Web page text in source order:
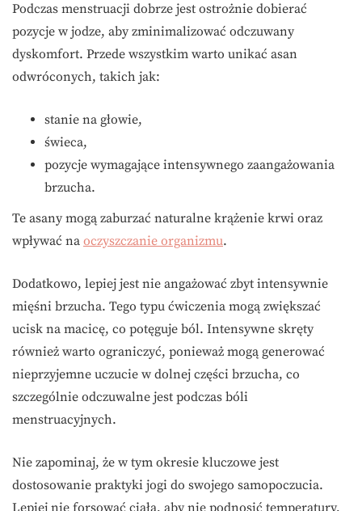
Podczas menstruacji dobrze jest ostrożnie dobierać
pozycje w jodze, aby zminimalizować odczuwany
dyskomfort. Przede wszystkim warto unikać asan
odwróconych, takich jak:
stanie na głowie,
świeca,
pozycje wymagające intensywnego zaangażowania
brzucha.
Te asany mogą zaburzać naturalne krążenie krwi oraz
wpływać na oczyszczanie organizmu.
Dodatkowo, lepiej jest nie angażować zbyt intensywnie
mięśni brzucha. Tego typu ćwiczenia mogą zwiększać
ucisk na macicę, co potęguje ból. Intensywne skręty
również warto ograniczyć, ponieważ mogą generować
nieprzyjemne uczucie w dolnej części brzucha, co
szczególnie odczuwalne jest podczas bóli
menstruacyjnych.
Nie zapominaj, że w tym okresie kluczowe jest
dostosowanie praktyki jogi do swojego samopoczucia.